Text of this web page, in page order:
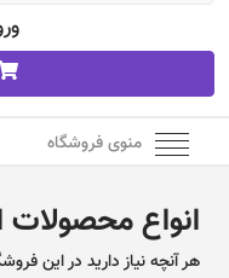
منوی فروشگاه
انواع
هر آنچه نیاز دارید در این